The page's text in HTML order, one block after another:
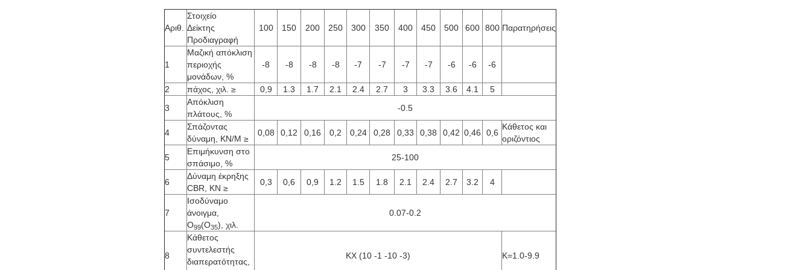
Αριθ.
Στοιχείο
Δείκτης
Προδιαγραφή
100 150 200 250 300 350 400 450 500 600 800 Παρατηρήσεις
1
Μαζική απόκλιση
περιοχής
μονάδων, %
-8 -8 -8 -8 -7 -7 -7 -7 -6 -6 -6
2 πάχος, χιλ. ≥ 0,9 1.3 1.7 2.1 2.4 2.7 3 3.3 3.6 4.1
5
3
Απόκλιση
πλάτους, %
-0.5
4
Σπάζοντας
δύναμη, KN/M ≥
0,08 0,12 0,16 0,2 0,24 0,28 0,33 0,38 0,42 0,46 0,6
Κάθετος και
οριζόντιος
5
Επιμήκυνση στο
σπάσιμο, %
25-100
6
Δύναμη έκρηξης
CBR, KN ≥
0,3 0,6 0,9 1.2 1.5 1.8 2.1 2.4 2.7 3.2 4
7
Ισοδύναμο
άνοιγμα,
Ο99(Ο35), χιλ.
0.07-0.2
8
Κάθετος
συντελεστής
διαπερατότητας,
KX (10 -1 -10 -3) K=1.0-9.9